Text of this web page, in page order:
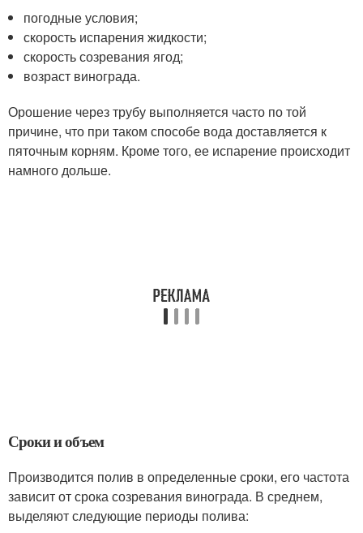
погодные условия;
скорость испарения жидкости;
скорость созревания ягод;
возраст винограда.
Орошение через трубу выполняется часто по той
причине, что при таком способе вода доставляется к
пяточным корням. Кроме того, ее испарение происходит
намного дольше.
Сроки и объем
Производится полив в определенные сроки, его частота
зависит от срока созревания винограда. В среднем,
выделяют следующие периоды полива: